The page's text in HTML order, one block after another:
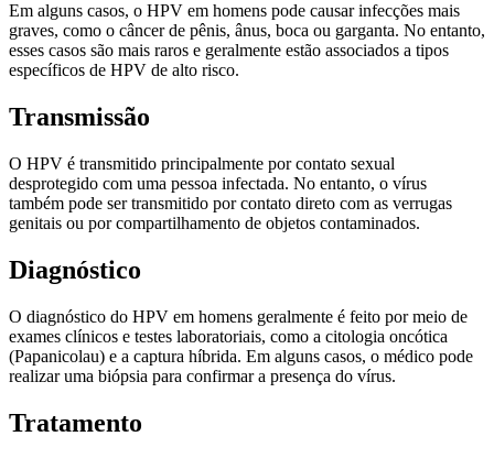
Em alguns casos, o HPV em homens pode causar infecções mais
graves, como o câncer de pênis, ânus, boca ou garganta. No entanto,
esses casos são mais raros e geralmente estão associados a tipos
específicos de HPV de alto risco.
Transmissão
O HPV é transmitido principalmente por contato sexual
desprotegido com uma pessoa infectada. No entanto, o vírus
também pode ser transmitido por contato direto com as verrugas
genitais ou por compartilhamento de objetos contaminados.
Diagnóstico
O diagnóstico do HPV em homens geralmente é feito por meio de
exames clínicos e testes laboratoriais, como a citologia oncótica
(Papanicolau) e a captura híbrida. Em alguns casos, o médico pode
realizar uma biópsia para confirmar a presença do vírus.
Tratamento